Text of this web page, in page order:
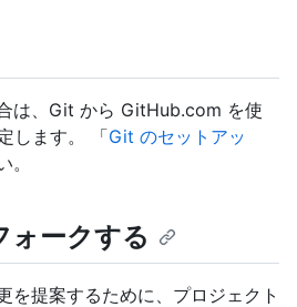
は、Git から GitHub.com を使
します。 「Git のセットアッ
ォークする
を提案するために、プロジェクト